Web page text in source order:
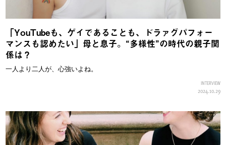
「YouTubeも、ゲイであることも、ドラァグパフォー
マンスも認めたい」母と息子。“多様性”の時代の親子関
係は？
一人より二人が、心強いよね。
INTERVIEW
2024.10.29